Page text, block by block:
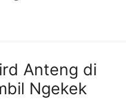
Anteng di
Ngekek